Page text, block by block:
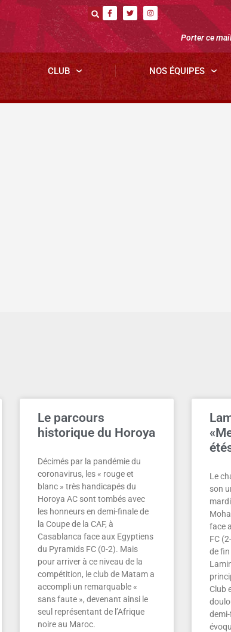
Porter ce
CLUB NOS ÉQUIPES
Le parcours
historique du Horoya
Décimés par la pandémie du
coronavirus, les « rouge et
blanc » très handicapés du
Horoya AC sont tombés avec
les honneurs en demi-finale de
la Coupe de la CAF, à
Casablanca face aux Egyptiens
du Pyramids FC (0-2). Mais
pour arriver à ce niveau de la
compétition, le club de Matam a
accompli un remarquable «
sans faute », devenant ainsi le
seul représentant de l’Afrique
noire au Maroc.
Le
son
face
FC
de
Club
demi-